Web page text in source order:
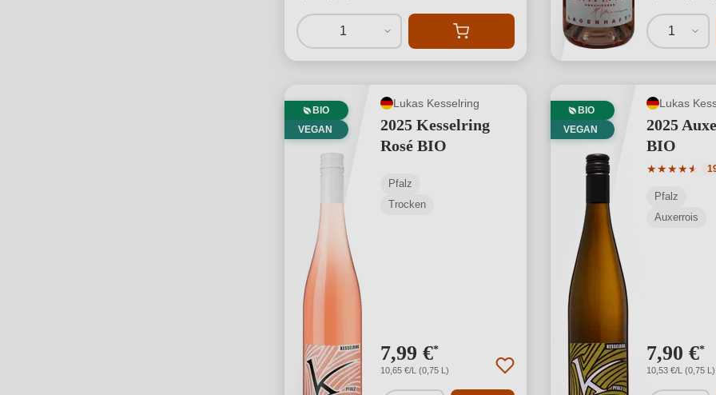
1 1
BIO
VEGAN
Lukas Kesselring
2025 Kesselring
Rosé BIO
Pfalz
Trocken
7,99 €*
10,65 €/L (0,75 L)
BIO
VEGAN
Lukas
2025
BIO
★★★★★
★
Pfalz
Auxerrois
7,90 €*
10,53 €/L (0,75 L)